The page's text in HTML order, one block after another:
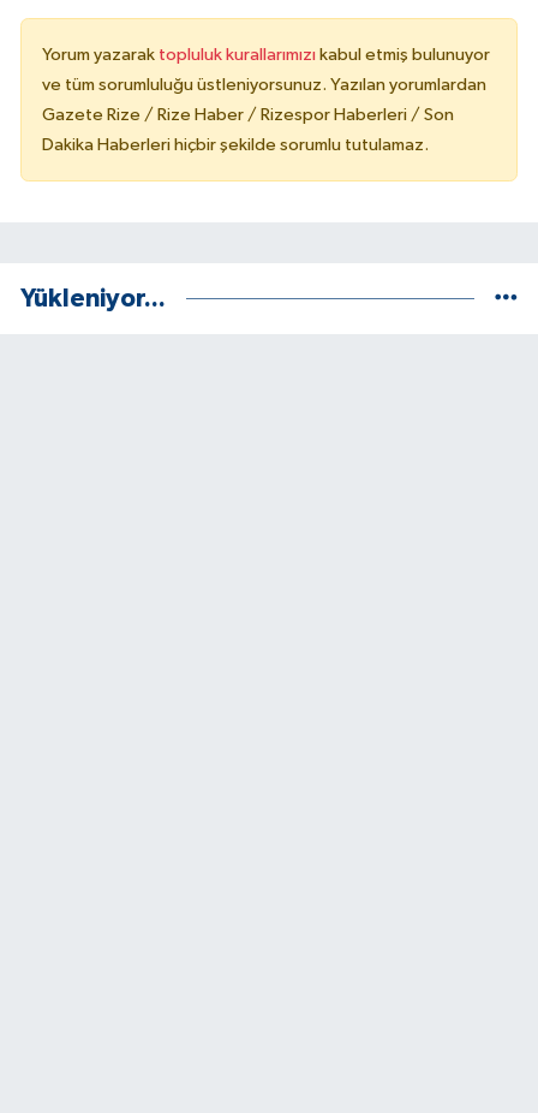
Yorum yazarak topluluk kurallarımızı kabul etmiş bulunuyor
ve tüm sorumluluğu üstleniyorsunuz. Yazılan yorumlardan
Gazete Rize / Rize Haber / Rizespor Haberleri / Son
Dakika Haberleri hiçbir şekilde sorumlu tutulamaz.
Yükleniyor...